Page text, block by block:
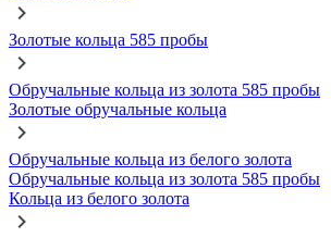
Золотые кольца 585 пробы
Обручальные кольца из золота 585 пробы
Золотые обручальные кольца
Обручальные кольца из белого золота
Обручальные кольца из золота 585 пробы
Кольца из белого золота